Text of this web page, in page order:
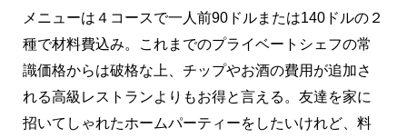
メニューは４コースで一人前90ドルまたは140ドルの２
種で材料費込み。これまでのプライベートシェフの常
識価格からは破格な上、チップやお酒の費用が追加さ
れる高級レストランよりもお得と言える。友達を家に
招いてしゃれたホームパーティーをしたいけれど、料